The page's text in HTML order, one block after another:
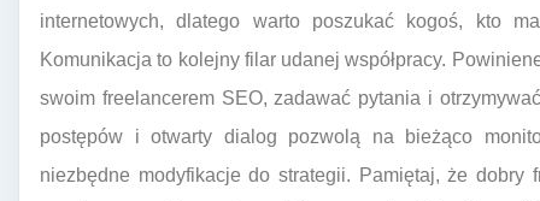
internetowych, dlatego warto poszukać kogoś, kto
Komunikacja to kolejny filar udanej współpracy.
swoim freelancerem SEO, zadawać pytania i
postępów i otwarty dialog pozwolą na bieżąco
niezbędne modyfikacje do strategii. Pamiętaj, że